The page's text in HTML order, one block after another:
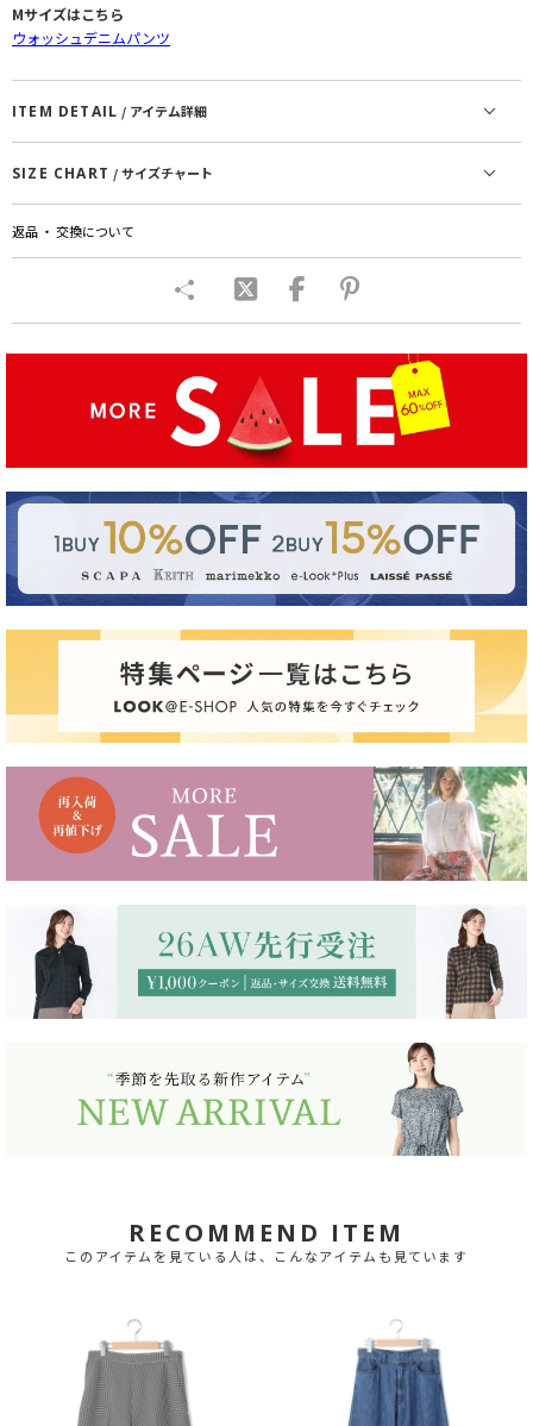
Mサイズはこちら
ウォッシュデニムパンツ
ITEM DETAIL / アイテム詳細
SIZE CHART / サイズチャート
返品 ・ 交換について
RECOMMEND ITEM
このアイテムを見ている人は、こんなアイテムも見ています